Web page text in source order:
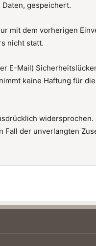
gespeichert.
mit dem vorherigen
nicht statt.
E-Mail)
keine Haftung für
der unverlangten